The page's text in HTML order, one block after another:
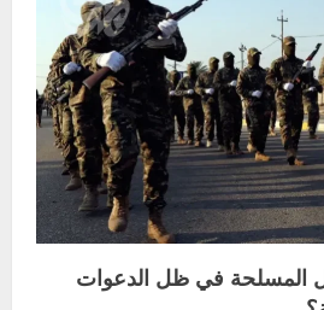
المسلحة في ظل الدعوات